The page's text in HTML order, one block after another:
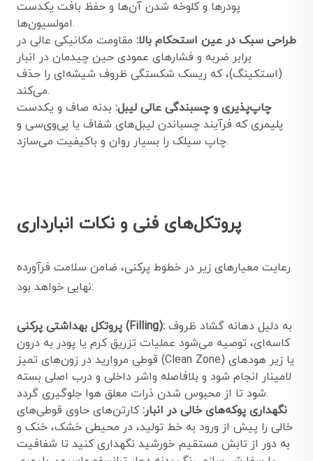
پودرها و کلوخه شدن آن‌ها و حفظ بافت یکدست
امولسیون‌ها.
طراحی سبک در عین استحکام بالا: مقاومت مکانیکی عالی در
برابر ضربه و فشارهای عمودی حین چیدمان در انبار
(استکینگ)، که ریسک شکستگی ظروف شیشه‌ای را حذف
می‌کند.
چاپ‌پذیری و چسبندگی عالی لیبل: بدنه صاف و یکدست
پلیمری که فرآیند چسباندن لیبل‌های شفاف یا پی‌وی‌سی و
چاپ سیلک را بسیار روان و باکیفیت می‌سازد.
پروتکل‌های فنی و نکات انبارداری
رعایت معیارهای زیر در خطوط پرکنی، ضامن سلامت فرآورده
نهایی خواهد بود:
پروتکل بهداشتی پرکنی (Filling):
کاسه‌ای، توصیه می‌شود عملیات تزریق کرم یا پودر به درون
قوطی مروارید در زون‌های تمیز (Clean Zone) یا زیر هودهای
لامینار انجام شود و بلافاصله واشر داخلی و درب اصلی بسته
شود تا از محبوس شدن ذرات معلق هوا جلوگیری گردد.
نگهداری پوکه‌های خالی در انبار:کارتن‌های حاوی قوطی‌های
خالی را پیش از ورود به خط تولید، در محیطی خشک، خنک و
به دور از تابش مستقیم خورشید نگهداری کنید تا شفافیت